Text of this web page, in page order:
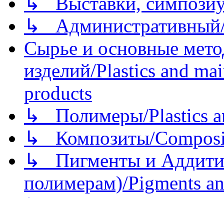
↳
Сырье и основные
изделий/Plastics and
products
↳ Полимеры/Plastics
↳ Композиты/
↳ Пигменты и
полимерам)/Pigments